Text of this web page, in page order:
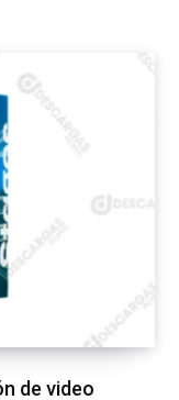
de video